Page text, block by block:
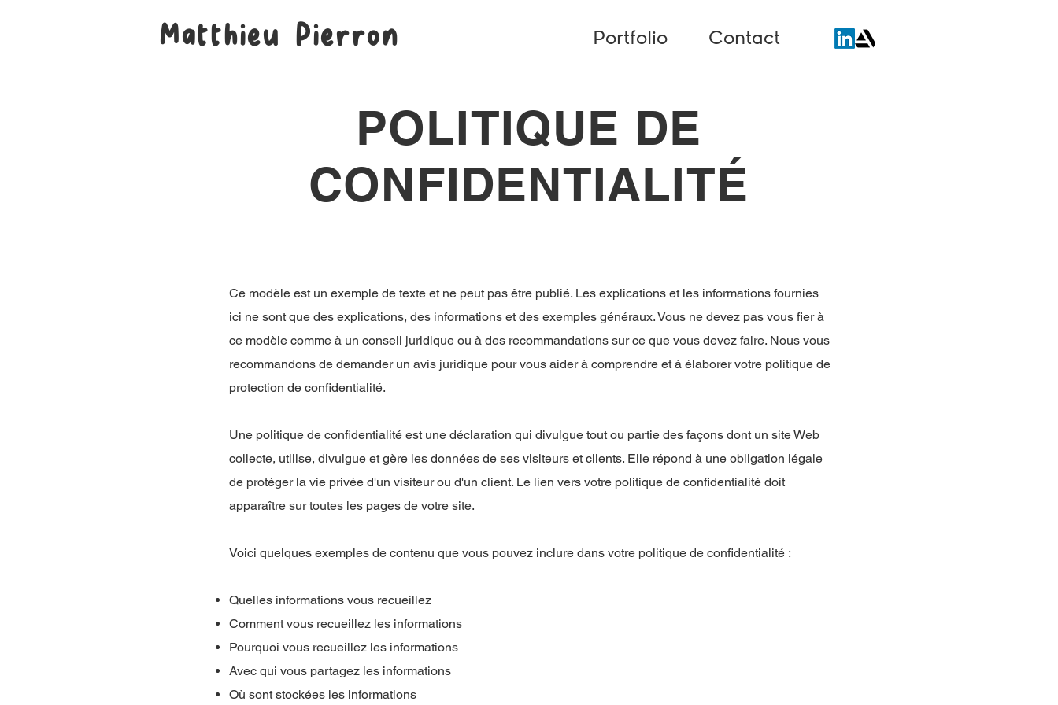
Matthieu Pierron Portfolio Contact
POLITIQUE DE
CONFIDENTIALITÉ
Ce modèle est un exemple de texte et ne peut pas être publié. Les explications et les informations fournies
ici ne sont que des explications, des informations et des exemples généraux. Vous ne devez pas vous fier à
ce modèle comme à un conseil juridique ou à des recommandations sur ce que vous devez faire. Nous vous
recommandons de demander un avis juridique pour vous aider à comprendre et à élaborer votre politique de
protection de confidentialité.
Une politique de confidentialité est une déclaration qui divulgue tout ou partie des façons dont un site Web
collecte, utilise, divulgue et gère les données de ses visiteurs et clients. Elle répond à une obligation légale
de protéger la vie privée d'un visiteur ou d'un client. Le lien vers votre politique de confidentialité doit
apparaître sur toutes les pages de votre site.
Voici quelques exemples de contenu que vous pouvez inclure dans votre politique de confidentialité :
Quelles informations vous recueillez
Comment vous recueillez les informations
Pourquoi vous recueillez les informations
Avec qui vous partagez les informations
Où sont stockées les informations